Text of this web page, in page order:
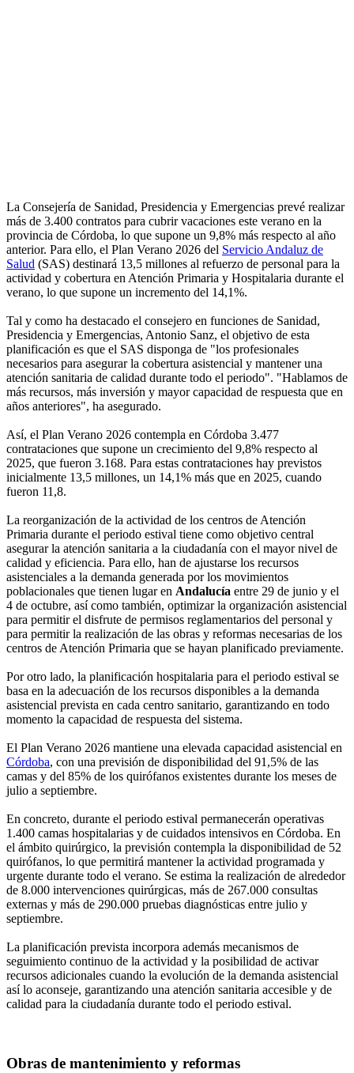
La Consejería de Sanidad, Presidencia y Emergencias prevé realizar
más de 3.400 contratos para cubrir vacaciones este verano en la
provincia de Córdoba, lo que supone un 9,8% más respecto al año
anterior. Para ello, el Plan Verano 2026 del Servicio Andaluz de
Salud (SAS) destinará 13,5 millones al refuerzo de personal para la
actividad y cobertura en Atención Primaria y Hospitalaria durante el
verano, lo que supone un incremento del 14,1%.
Tal y como ha destacado el consejero en funciones de Sanidad,
Presidencia y Emergencias, Antonio Sanz, el objetivo de esta
planificación es que el SAS disponga de "los profesionales
necesarios para asegurar la cobertura asistencial y mantener una
atención sanitaria de calidad durante todo el periodo". "Hablamos de
más recursos, más inversión y mayor capacidad de respuesta que en
años anteriores", ha asegurado.
Así, el Plan Verano 2026 contempla en Córdoba 3.477
contrataciones que supone un crecimiento del 9,8% respecto al
2025, que fueron 3.168. Para estas contrataciones hay previstos
inicialmente 13,5 millones, un 14,1% más que en 2025, cuando
fueron 11,8.
La reorganización de la actividad de los centros de Atención
Primaria durante el periodo estival tiene como objetivo central
asegurar la atención sanitaria a la ciudadanía con el mayor nivel de
calidad y eficiencia. Para ello, han de ajustarse los recursos
asistenciales a la demanda generada por los movimientos
poblacionales que tienen lugar en Andalucía entre 29 de junio y el
4 de octubre, así como también, optimizar la organización asistencial
para permitir el disfrute de permisos reglamentarios del personal y
para permitir la realización de las obras y reformas necesarias de los
centros de Atención Primaria que se hayan planificado previamente.
Por otro lado, la planificación hospitalaria para el periodo estival se
basa en la adecuación de los recursos disponibles a la demanda
asistencial prevista en cada centro sanitario, garantizando en todo
momento la capacidad de respuesta del sistema.
El Plan Verano 2026 mantiene una elevada capacidad asistencial en
Córdoba, con una previsión de disponibilidad del 91,5% de las
camas y del 85% de los quirófanos existentes durante los meses de
julio a septiembre.
En concreto, durante el periodo estival permanecerán operativas
1.400 camas hospitalarias y de cuidados intensivos en Córdoba. En
el ámbito quirúrgico, la previsión contempla la disponibilidad de 52
quirófanos, lo que permitirá mantener la actividad programada y
urgente durante todo el verano. Se estima la realización de alrededor
de 8.000 intervenciones quirúrgicas, más de 267.000 consultas
externas y más de 290.000 pruebas diagnósticas entre julio y
septiembre.
La planificación prevista incorpora además mecanismos de
seguimiento continuo de la actividad y la posibilidad de activar
recursos adicionales cuando la evolución de la demanda asistencial
así lo aconseje, garantizando una atención sanitaria accesible y de
calidad para la ciudadanía durante todo el periodo estival.
Obras de mantenimiento y reformas